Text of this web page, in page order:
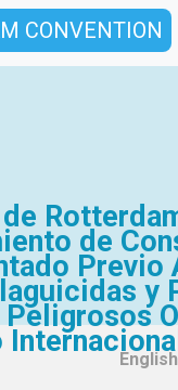
CONVENTION
de
Previo
y
English